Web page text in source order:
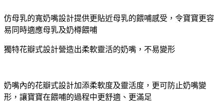
仿母乳的寬奶嘴設計提供更貼近母乳的餵哺感受，令寶寶更容
易同時適應母乳及奶樽餵哺
獨特花瓣式設計營造出柔軟靈活的奶嘴，不易變形
奶嘴內的花瓣式設計加添柔軟度及靈活度，更可防止奶嘴變
形，讓寶寶在餵哺的過程中更舒適、更滿足